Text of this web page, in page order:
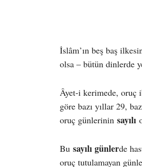
İslâm’ın beş baş
olsa – bütün dinlerde
Âyet-i kerimede, oruç
göre bazı yıllar 29,
oruç günlerinin sayılı
Bu sayılı günlerde
oruç tutulamayan